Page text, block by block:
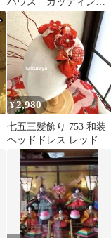
ダイ
¥2,980
七五三髪飾り 753 和装
ヘッドドレス レッド オ
レンジ 103